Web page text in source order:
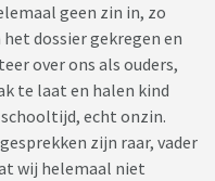
geen zin in, zo
dossier gekregen en
over ons als ouders,
te laat en halen kind
echt onzin.
zijn raar, vader
wij helemaal niet